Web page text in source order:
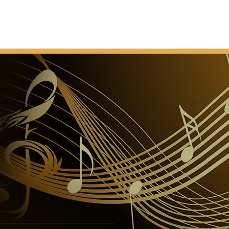
Arbeiten von József Kauser (1848-1919) betreut.
ist bereit und damit Bauarbeiten abgeschlossen
Einweihung der Kirche
Platzierung der Schlussstein in Anwesenheit von
von Österreich und König von Ungarn.
die Gemeinde den Titel "Basilica minor".
als zentraler Ort der Ereignisse des 34.
Kongresses.
die Türme und die Außenwände sind
Die Dachstruktur als Ganzes
muss.
der Kuppel fängt Feuer während der
dem Dach.
Hand von St. Stephen ist in der Basilika
werden.